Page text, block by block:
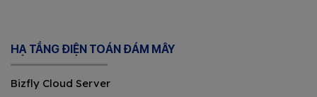
HẠ TẦNG ĐIỆN TOÁN ĐÁM MÂY
Bizfly Cloud Server